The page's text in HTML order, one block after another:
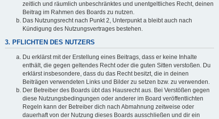
zeitlich und räumlich unbeschränktes und unentgeltliches Recht, deinen
Beitrag im Rahmen des Boards zu nutzen.
Das Nutzungsrecht nach Punkt 2, Unterpunkt a bleibt auch nach
Kündigung des Nutzungsvertrages bestehen.
3. PFLICHTEN DES NUTZERS
Du erklärst mit der Erstellung eines Beitrags, dass er keine Inhalte
enthält, die gegen geltendes Recht oder die guten Sitten verstoßen. Du
erklärst insbesondere, dass du das Recht besitzt, die in deinen
Beiträgen verwendeten Links und Bilder zu setzen bzw. zu verwenden.
Der Betreiber des Boards übt das Hausrecht aus. Bei Verstößen gegen
diese Nutzungsbedingungen oder anderer im Board veröffentlichten
Regeln kann der Betreiber dich nach Abmahnung zeitweise oder
dauerhaft von der Nutzung dieses Boards ausschließen und dir ein